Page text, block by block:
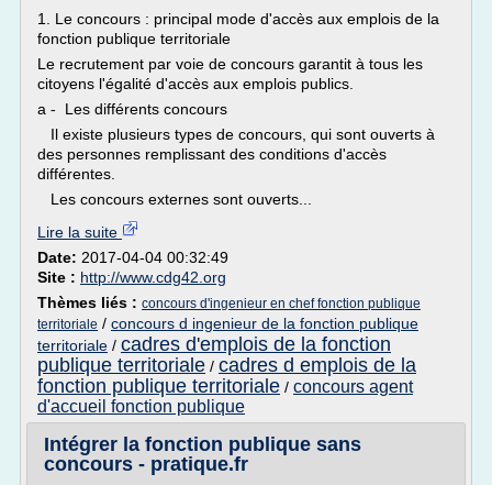
1. Le concours : principal mode d'accès aux emplois de la
fonction publique territoriale
Le recrutement par voie de concours garantit à tous les
citoyens l'égalité d'accès aux emplois publics.
a - Les différents concours
Il existe plusieurs types de concours, qui sont ouverts à
des personnes remplissant des conditions d'accès
différentes.
Les concours externes sont ouverts...
Lire la suite
Date: 2017-04-04 00:32:49
Site : http://www.cdg42.org
Thèmes liés : concours d'ingenieur en chef fonction publique
territoriale / concours d ingenieur de la fonction publique
territoriale / cadres d'emplois de la fonction
publique territoriale / cadres d emplois de la
fonction publique territoriale / concours agent
d'accueil fonction publique
Intégrer la fonction publique sans
concours - pratique.fr